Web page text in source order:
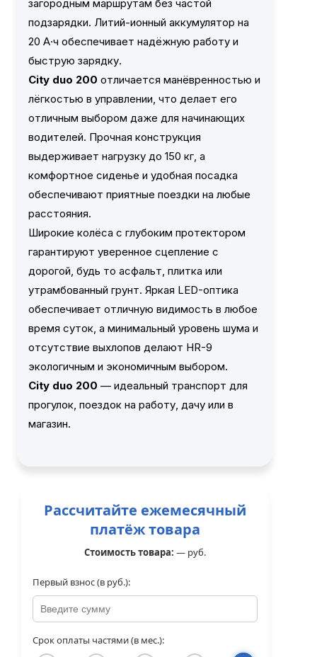
загородным маршрутам без частой
подзарядки. Литий-ионный аккумулятор на
20 А·ч обеспечивает надёжную работу и
быструю зарядку.
City duo 200 отличается манёвренностью и
лёгкостью в управлении, что делает его
отличным выбором даже для начинающих
водителей. Прочная конструкция
выдерживает нагрузку до 150 кг, а
комфортное сиденье и удобная посадка
обеспечивают приятные поездки на любые
расстояния.
Широкие колёса с глубоким протектором
гарантируют уверенное сцепление с
дорогой, будь то асфальт, плитка или
утрамбованный грунт. Яркая LED-оптика
обеспечивает отличную видимость в любое
время суток, а минимальный уровень шума и
отсутствие выхлопов делают HR-9
экологичным и экономичным выбором.
City duo 200 — идеальный транспорт для
прогулок, поездок на работу, дачу или в
магазин.
Рассчитайте ежемесячный
платёж товара
Стоимость товара: — руб.
Первый взнос (в руб.):
Срок оплаты частями (в мес.):